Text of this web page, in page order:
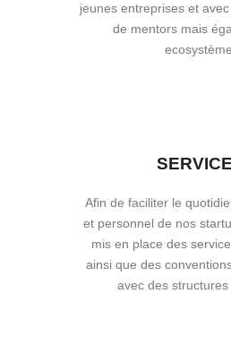
jeunes entreprises et avec
de mentors mais
ecosystème.
Afin de faciliter le
et personnel de nos
mis en place des
ainsi que des
avec des structures